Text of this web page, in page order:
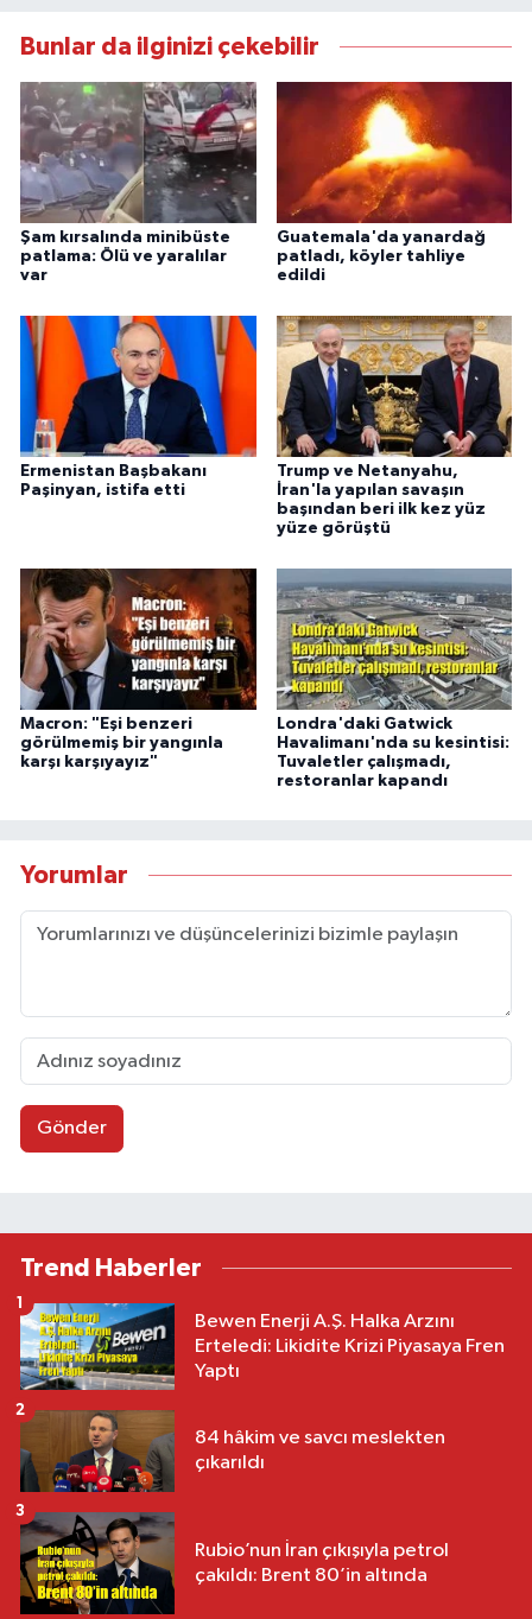
Bunlar da ilginizi çekebilir
Şam kırsalında minibüste
patlama: Ölü ve yaralılar
var
Guatemala'da yanardağ
patladı, köyler tahliye
edildi
Ermenistan Başbakanı
Paşinyan, istifa etti
Trump ve Netanyahu,
İran'la yapılan savaşın
başından beri ilk kez yüz
yüze görüştü
Macron: "Eşi benzeri
görülmemiş bir yangınla
karşı karşıyayız"
Londra'daki Gatwick
Havalimanı'nda su kesintisi:
Tuvaletler çalışmadı,
restoranlar kapandı
Yorumlar
Gönder
Trend Haberler
Bewen Enerji A.Ş. Halka Arzını
Erteledi: Likidite Krizi Piyasaya Fren
Yaptı
1
84 hâkim ve savcı meslekten
çıkarıldı
2
Rubio’nun İran çıkışıyla petrol
çakıldı: Brent 80’in altında
3